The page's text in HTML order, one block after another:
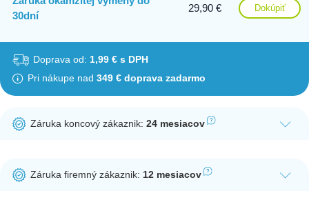
30dní
29,90 € Dokúpiť
Doprava od:1,99 € s DPH
Pri nákupe nad 349 € doprava zadarmo
Záruka koncový zákaznik:24 mesiacov
potrebná registrácia zákazníckeho účtu.
Záruka firemný zákaznik: 12 mesiacov